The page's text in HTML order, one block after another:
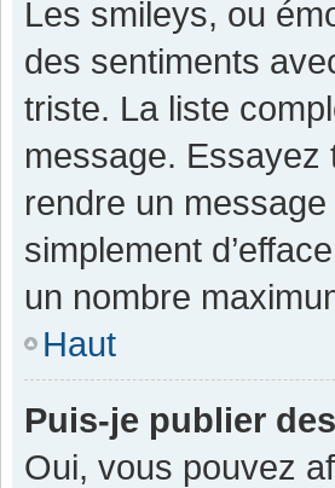
Les smileys, ou
des sentiments
triste. La liste
message. Essayez
rendre un
simplement
un nombre
Haut
Puis-je publier
Oui, vous pouvez